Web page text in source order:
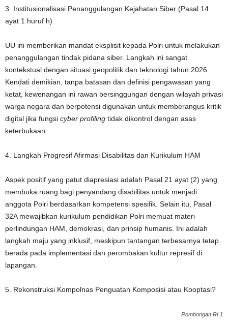
3. Institusionalisasi Penanggulangan Kejahatan Siber (Pasal 14
ayat 1 huruf h)
UU ini memberikan mandat eksplisit kepada Polri untuk melakukan
penanggulangan tindak pidana siber. Langkah ini sangat
kontekstual dengan situasi geopolitik dan teknologi tahun 2026.
Kendati demikian, tanpa batasan dan definisi pengawasan yang
ketat, kewenangan ini rawan bersinggungan dengan wilayah privasi
warga negara dan berpotensi digunakan untuk memberangus kritik
digital jika fungsi cyber profiling tidak dikontrol dengan asas
keterbukaan.
4. Langkah Progresif Afirmasi Disabilitas dan Kurikulum HAM
Aspek positif yang patut diapresiasi adalah Pasal 21 ayat (2) yang
membuka ruang bagi penyandang disabilitas untuk menjadi
anggota Polri berdasarkan kompetensi spesifik. Selain itu, Pasal
32A mewajibkan kurikulum pendidikan Polri memuat materi
perlindungan HAM, demokrasi, dan prinsip humanis. Ini adalah
langkah maju yang inklusif, meskipun tantangan terbesarnya tetap
berada pada implementasi dan perombakan kultur represif di
lapangan.
5. Rekonstruksi Kompolnas Penguatan Komposisi atau Kooptasi?
Rombongan RI 1